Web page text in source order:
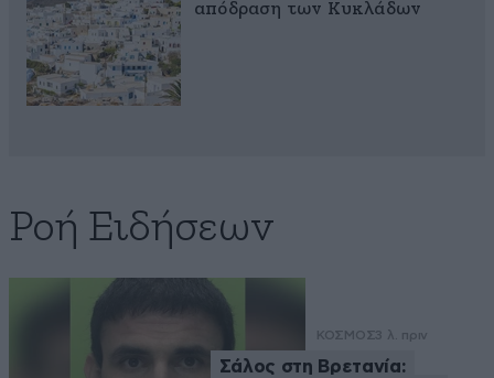
απόδραση των Κυκλάδων
Ροή Ειδήσεων
ΚΟΣΜΟΣ3 λ. πριν
Σάλος στη Βρετανία: